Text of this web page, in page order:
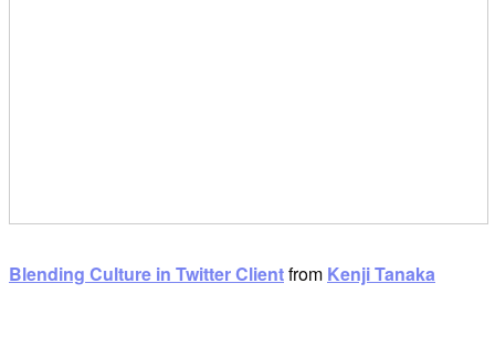
Blending Culture in Twitter Clientfrom Kenji Tanaka